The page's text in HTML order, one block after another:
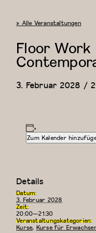
« Alle Veranstaltungen
Floor
3. Februar 2028 /
Zum Kalender
Details
Datum:
3. Februar 2028
Zeit:
20:00—21:30
Veranstaltungskategorien:
Kurse, Kurse für